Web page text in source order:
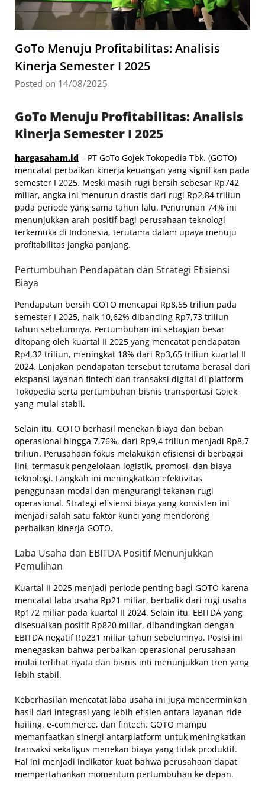
GoTo Menuju Profitabilitas: Analisis
Kinerja Semester I 2025
Posted on 14/08/2025
GoTo Menuju Profitabilitas: Analisis
Kinerja Semester I 2025
hargasaham.id – PT GoTo Gojek Tokopedia Tbk. (GOTO)
mencatat perbaikan kinerja keuangan yang signifikan pada
semester I 2025. Meski masih rugi bersih sebesar Rp742
miliar, angka ini menurun drastis dari rugi Rp2,84 triliun
pada periode yang sama tahun lalu. Penurunan 74% ini
menunjukkan arah positif bagi perusahaan teknologi
terkemuka di Indonesia, terutama dalam upaya menuju
profitabilitas jangka panjang.
Pertumbuhan Pendapatan dan Strategi Efisiensi
Biaya
Pendapatan bersih GOTO mencapai Rp8,55 triliun pada
semester I 2025, naik 10,62% dibanding Rp7,73 triliun
tahun sebelumnya. Pertumbuhan ini sebagian besar
ditopang oleh kuartal II 2025 yang mencatat pendapatan
Rp4,32 triliun, meningkat 18% dari Rp3,65 triliun kuartal II
2024. Lonjakan pendapatan tersebut terutama berasal dari
ekspansi layanan fintech dan transaksi digital di platform
Tokopedia serta pertumbuhan bisnis transportasi Gojek
yang mulai stabil.
Selain itu, GOTO berhasil menekan biaya dan beban
operasional hingga 7,76%, dari Rp9,4 triliun menjadi Rp8,7
triliun. Perusahaan fokus melakukan efisiensi di berbagai
lini, termasuk pengelolaan logistik, promosi, dan biaya
teknologi. Langkah ini meningkatkan efektivitas
penggunaan modal dan mengurangi tekanan rugi
operasional. Strategi efisiensi biaya yang konsisten ini
menjadi salah satu faktor kunci yang mendorong
perbaikan kinerja GOTO.
Laba Usaha dan EBITDA Positif Menunjukkan
Pemulihan
Kuartal II 2025 menjadi periode penting bagi GOTO karena
mencatat laba usaha Rp21 miliar, berbalik dari rugi usaha
Rp172 miliar pada kuartal II 2024. Selain itu, EBITDA yang
disesuaikan positif Rp820 miliar, dibandingkan dengan
EBITDA negatif Rp231 miliar tahun sebelumnya. Posisi ini
menegaskan bahwa perbaikan operasional perusahaan
mulai terlihat nyata dan bisnis inti menunjukkan tren yang
lebih stabil.
Keberhasilan mencatat laba usaha ini juga mencerminkan
hasil dari integrasi yang lebih efisien antara layanan ride-
hailing, e-commerce, dan fintech. GOTO mampu
memanfaatkan sinergi antarplatform untuk meningkatkan
transaksi sekaligus menekan biaya yang tidak produktif.
Hal ini menjadi indikator kuat bahwa perusahaan dapat
mempertahankan momentum pertumbuhan ke depan.